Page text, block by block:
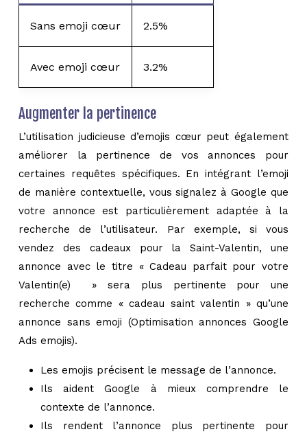
Sans emoji cœur 2.5%
Avec emoji cœur 3.2%
Augmenter la pertinence
L’utilisation judicieuse d’emojis cœur peut également
améliorer la pertinence de vos annonces pour
certaines requêtes spécifiques. En intégrant l’emoji
de manière contextuelle, vous signalez à Google que
votre annonce est particulièrement adaptée à la
recherche de l’utilisateur. Par exemple, si vous
vendez des cadeaux pour la Saint-Valentin, une
annonce avec le titre « Cadeau parfait pour votre
Valentin(e) ️ » sera plus pertinente pour une
recherche comme « cadeau saint valentin » qu’une
annonce sans emoji (Optimisation annonces Google
Ads emojis).
Les emojis précisent le message de l’annonce.
Ils aident Google à mieux comprendre le
contexte de l’annonce.
Ils rendent l’annonce plus pertinente pour